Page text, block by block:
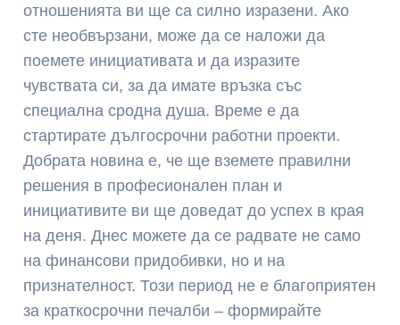
отношенията ви ще са силно изразени. Ако
сте необвързани, може да се наложи да
поемете инициативата и да изразите
чувствата си, за да имате връзка със
специална сродна душа. Време е да
стартирате дългосрочни работни проекти.
Добрата новина е, че ще вземете правилни
решения в професионален план и
инициативите ви ще доведат до успех в края
на деня. Днес можете да се радвате не само
на финансови придобивки, но и на
признателност. Този период не е благоприятен
за краткосрочни печалби – формирайте